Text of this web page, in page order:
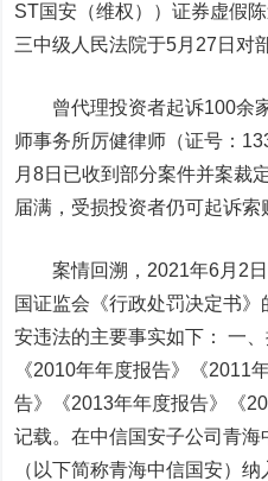
ST国安 （维权））证券虚假
三中级人民法院于5月27日对
曾代理投资者起诉100余
师事务所厉健律师（证号：
月8日已收到部分案件并案裁
届满，受损投资者仍可起诉索
案情回溯，2021年6月2日
国证监会《行政处罚决定书
安违法的主要事实如下： 一
《2010年年度报告》《2011
告》《2013年年度报告》《
记载。在中信国安子公司青海
（以下简称青海中信国安）